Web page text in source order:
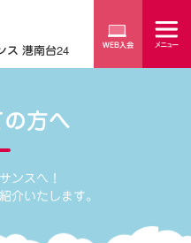
ス 港南台24
方へ
ンスへ！
介いたします。